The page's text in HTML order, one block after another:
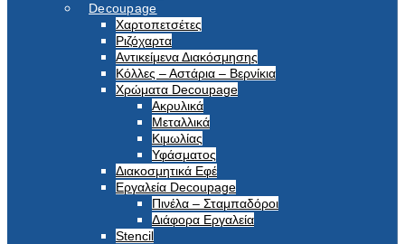
Decoupage
Χαρτοπετσέτες
Ριζόχαρτα
Αντικείμενα Διακόσμησης
Κόλλες – Αστάρια – Βερνίκια
Χρώματα Decoupage
Ακρυλικά
Μεταλλικά
Κιμωλίας
Υφάσματος
Διακοσμητικά Εφέ
Εργαλεία Decoupage
Πινέλα – Σταμπαδόροι
Διάφορα Εργαλεία
Stencil